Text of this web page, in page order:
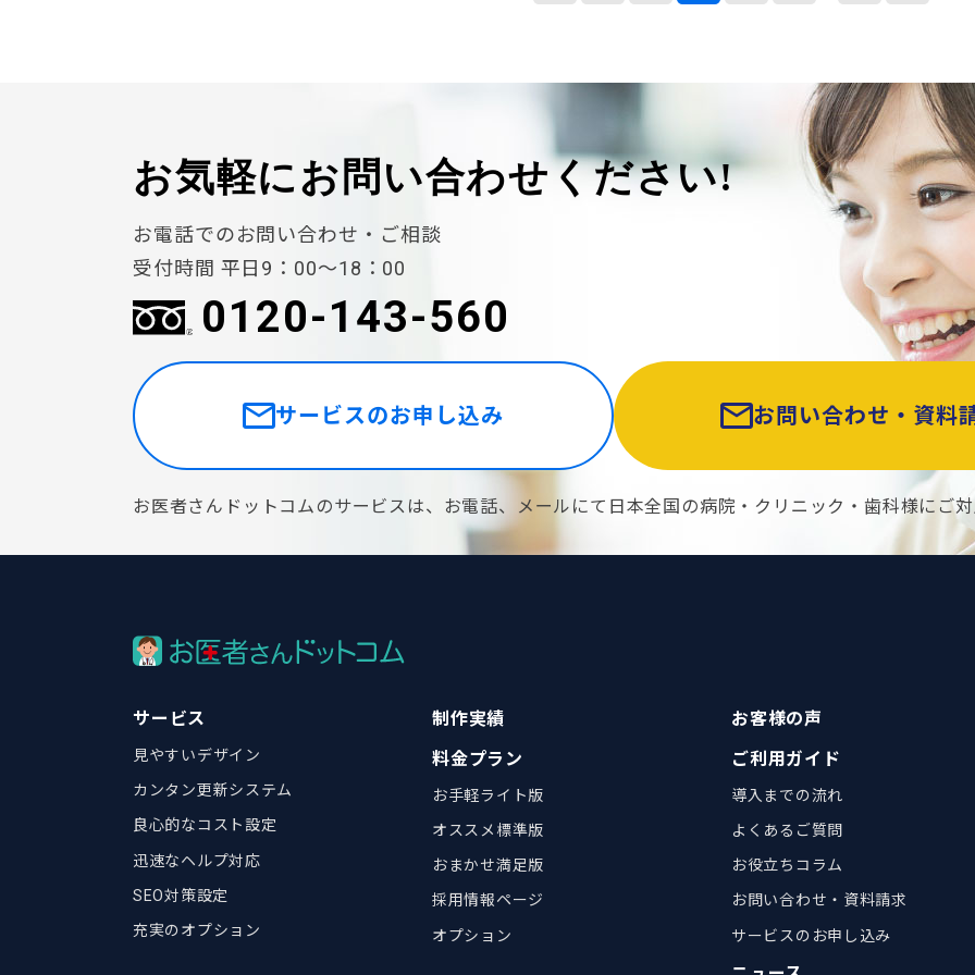
お気軽にお問い合わせください!
お電話でのお問い合わせ・ご相談
受付時間 平日9：00〜18：00
0120-143-560
サービスのお申し込み お問い合わせ・資料
お医者さんドットコムのサービスは、お電話、メールにて日本全国の病院・クリニック・歯科様にご
サービス
見やすいデザイン
カンタン更新システム
良心的なコスト設定
迅速なヘルプ対応
SEO対策設定
充実のオプション
制作実績
料金プラン
お手軽ライト版
オススメ標準版
おまかせ満足版
採用情報ページ
オプション
お客様の声
ご利用ガイド
導入までの流れ
よくあるご質問
お役立ちコラム
お問い合わせ・資料請求
サービスのお申し込み